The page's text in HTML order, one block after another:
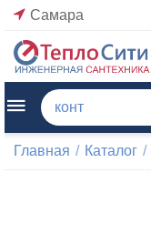
Самара
Главная / Каталог /